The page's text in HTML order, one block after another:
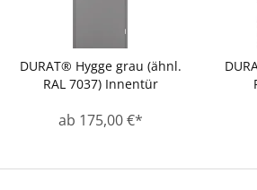
DURAT® Hygge grau (ähnl.
RAL 7037) Innentür
ab 175,00 €*